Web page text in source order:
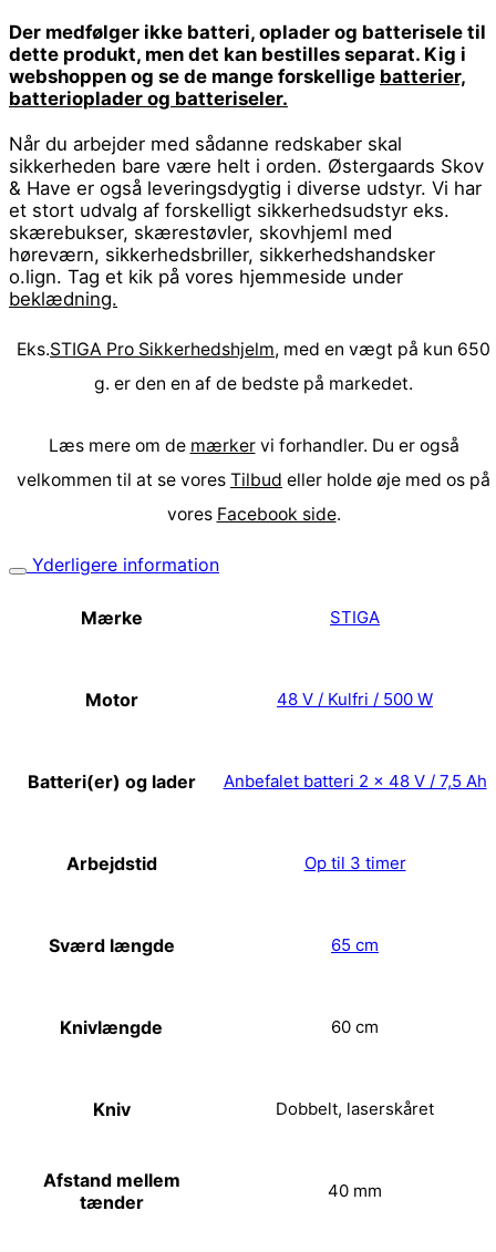
Der medfølger ikke batteri, oplader og batterisele til
dette produkt, men det kan bestilles separat. Kig i
webshoppen og se de mange forskellige batterier,
batterioplader og batteriseler.
Når du arbejder med sådanne redskaber skal
sikkerheden bare være helt i orden. Østergaards Skov
& Have er også leveringsdygtig i diverse udstyr. Vi har
et stort udvalg af forskelligt sikkerhedsudstyr eks.
skærebukser, skærestøvler, skovhjeml med
høreværn, sikkerhedsbriller, sikkerhedshandsker
o.lign. Tag et kik på vores hjemmeside under
beklædning.
Eks.STIGA Pro Sikkerhedshjelm, med en vægt på kun 650
g. er den en af de bedste på markedet.
Læs mere om de mærker vi forhandler. Du er også
velkommen til at se vores Tilbud eller holde øje med os på
vores Facebook side.
Yderligere information
Mærke STIGA
Motor 48 V / Kulfri / 500 W
Batteri(er) og lader Anbefalet batteri 2 x 48 V / 7,5 Ah
Arbejdstid Op til 3 timer
Sværd længde 65 cm
Knivlængde 60 cm
Kniv Dobbelt, laserskåret
Afstand mellem
tænder
40 mm